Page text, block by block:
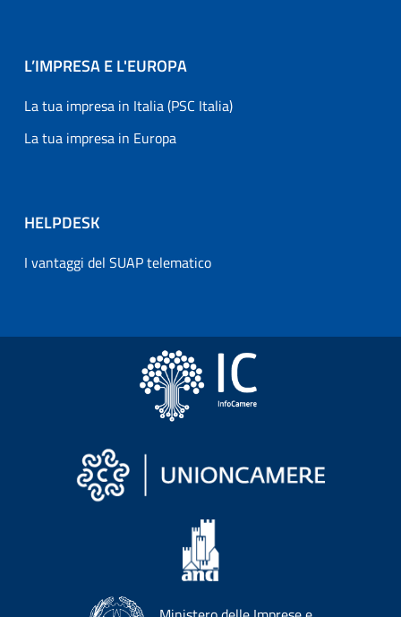
L’IMPRESA E L'EUROPA
La tua impresa in Italia (PSC Italia)
La tua impresa in Europa
HELPDESK
I vantaggi del SUAP telematico